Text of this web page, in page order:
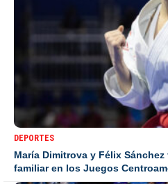
DEPORTES
María Dimitrova y Félix
familiar en los Juegos